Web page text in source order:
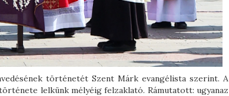
történetét Szent Márk evangélista szerint. A
lelkünk mélyéig felzaklató. Rámutatott: ugyanaz